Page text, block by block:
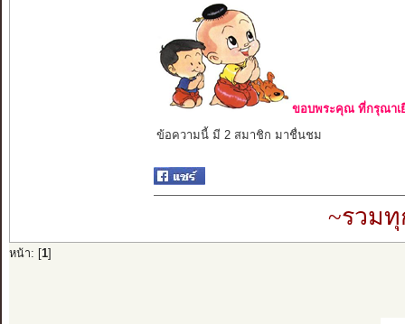
ขอบพระคุณ ที่กรุณาเ
ข้อความนี้ มี 2 สมาชิก มาชื่นชม
~รวมทุ
หน้า: [ 1]